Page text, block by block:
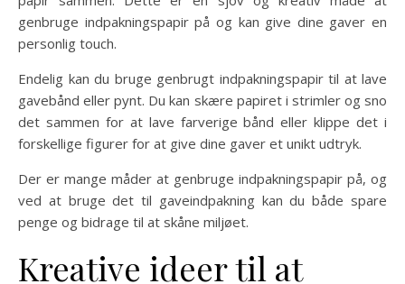
genbruge indpakningspapir på og kan give dine gaver en
personlig touch.
Endelig kan du bruge genbrugt indpakningspapir til at lave
gavebånd eller pynt. Du kan skære papiret i strimler og sno
det sammen for at lave farverige bånd eller klippe det i
forskellige figurer for at give dine gaver et unikt udtryk.
Der er mange måder at genbruge indpakningspapir på, og
ved at bruge det til gaveindpakning kan du både spare
penge og bidrage til at skåne miljøet.
Kreative ideer til at